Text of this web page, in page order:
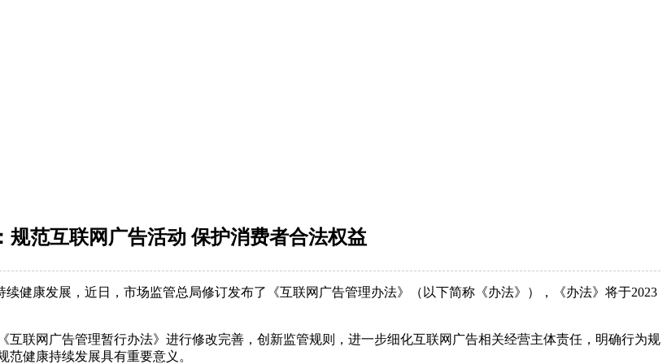
规范互联网广告活动 保护消费者合法权益
康发展，近日，市场监管总局修订发布了《互联网广告管理办法》（以下简称《办法》），《办法》将于2023
网广告管理暂行办法》进行修改完善，创新监管规则，进一步细化互联网广告相关经营主体责任，明确行为规
健康持续发展具有重要意义。